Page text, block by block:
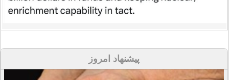
پیشنهاد امروز